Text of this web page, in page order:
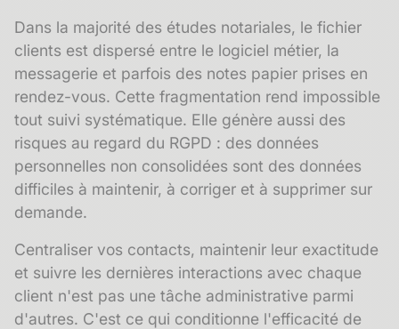
Dans la majorité des études notariales, le fichier
clients est dispersé entre le logiciel métier, la
messagerie et parfois des notes papier prises en
rendez-vous. Cette fragmentation rend impossible
tout suivi systématique. Elle génère aussi des
risques au regard du RGPD : des données
personnelles non consolidées sont des données
difficiles à maintenir, à corriger et à supprimer sur
demande.
Centraliser vos contacts, maintenir leur exactitude
et suivre les dernières interactions avec chaque
client n'est pas une tâche administrative parmi
d'autres. C'est ce qui conditionne l'efficacité de